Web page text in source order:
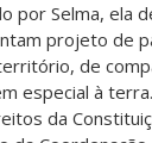
por Selma, ela
projeto de
de
especial à
da